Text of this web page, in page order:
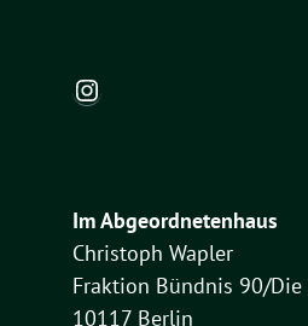
Instagram
Im Abgeordnetenhaus
Christoph Wapler
Fraktion Bündnis 90/Die
10117 Berlin